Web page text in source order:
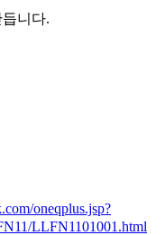
니다.
oneqplus.jsp?
LLFN1101001.html